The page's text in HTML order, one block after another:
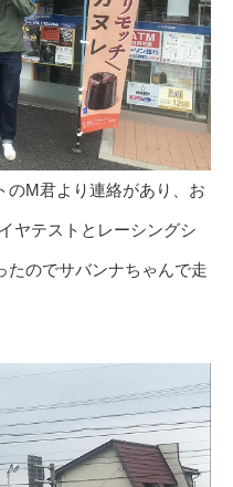
のM君より連絡があり、お
ヤテストとレーシングシ
たのでサバンナちゃんで走